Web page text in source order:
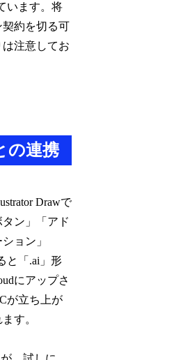
います。将
約を切る可
注意してお
の連携
Drawで
ン」「アド
ョン」
と「.ai」形
にアップさ
が立ち上が
す。